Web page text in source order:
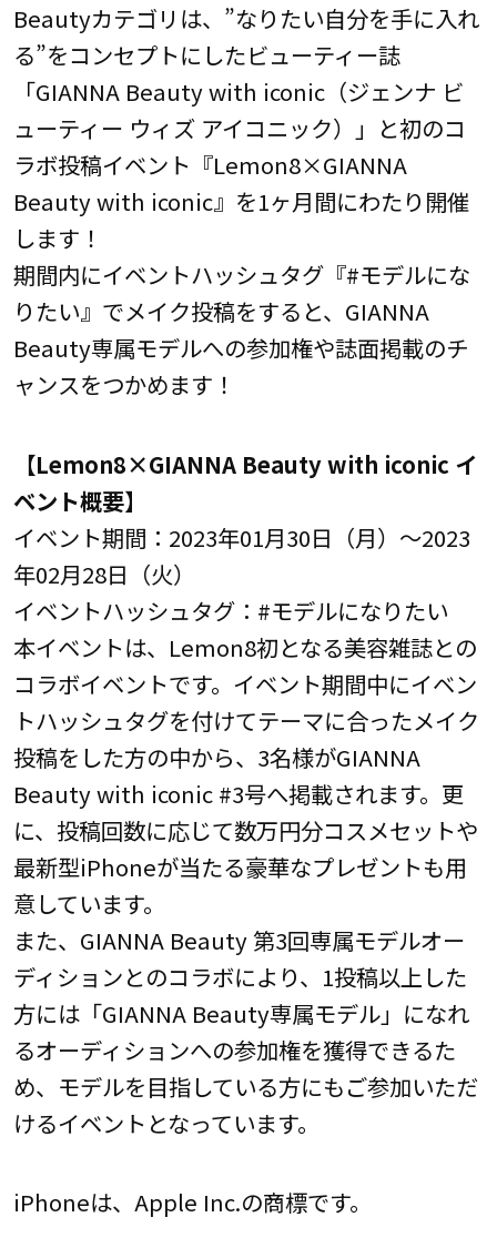
Beautyカテゴリは、”なりたい自分を手に入れ
る”をコンセプトにしたビューティー誌
「GIANNA Beauty with iconic（ジェンナ ビ
ューティー ウィズ アイコニック）」と初のコ
ラボ投稿イベント『Lemon8×GIANNA
Beauty with iconic』を1ヶ月間にわたり開催
します！
期間内にイベントハッシュタグ『#モデルにな
りたい』でメイク投稿をすると、GIANNA
Beauty専属モデルへの参加権や誌面掲載のチ
ャンスをつかめます！
【Lemon8×GIANNA Beauty with iconic イ
ベント概要】
イベント期間：2023年01月30日（月）～2023
年02月28日（⽕）
イベントハッシュタグ：#モデルになりたい
本イベントは、Lemon8初となる美容雑誌との
コラボイベントです。イベント期間中にイベン
トハッシュタグを付けてテーマに合ったメイク
投稿をした方の中から、3名様がGIANNA
Beauty with iconic #3号へ掲載されます。更
に、投稿回数に応じて数万円分コスメセットや
最新型iPhoneが当たる豪華なプレゼントも用
意しています。
また、GIANNA Beauty 第3回専属モデルオー
ディションとのコラボにより、1投稿以上した
方には「GIANNA Beauty専属モデル」になれ
るオーディションへの参加権を獲得できるた
め、モデルを目指している方にもご参加いただ
けるイベントとなっています。
iPhoneは、Apple Inc.の商標です。